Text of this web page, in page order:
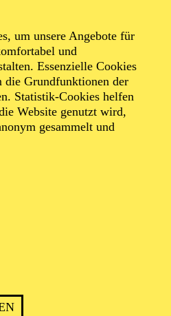
um unsere Angebote für
und
Essenzielle Cookies
die Grundfunktionen der
Statistik-Cookies helfen
Website genutzt wird,
gesammelt und
Nino Rota, Sergej